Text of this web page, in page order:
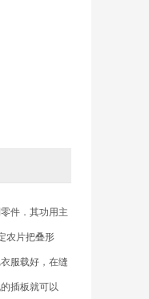
件．其功用主
农片把叠形
服载好，在缝
插板就可以